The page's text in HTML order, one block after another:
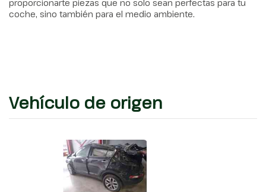
proporcionarte piezas que no solo sean perfectas para tu
coche, sino también para el medio ambiente.
Vehículo de origen